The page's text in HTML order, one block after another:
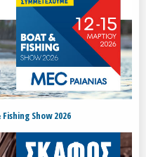
Show 2026